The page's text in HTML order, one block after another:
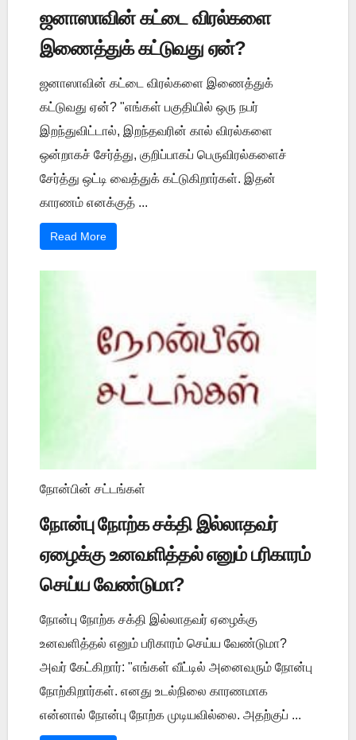
ஜனாஸாவின் கட்டை விரல்களை
இணைத்துக் கட்டுவது ஏன்?
ஜனாஸாவின் கட்டை விரல்களை இணைத்துக்
கட்டுவது ஏன்? "எங்கள் பகுதியில் ஒரு நபர்
இறந்துவிட்டால், இறந்தவரின் கால் விரல்களை
ஒன்றாகச் சேர்த்து, குறிப்பாகப் பெருவிரல்களைச்
சேர்த்து ஒட்டி வைத்துக் கட்டுகிறார்கள். இதன்
காரணம் எனக்குத் ...
Read More
நோன்பின் சட்டங்கள்
நோன்பு நோற்க சக்தி இல்லாதவர்
ஏழைக்கு உனவளித்தல் எனும் பரிகாரம்
செய்ய வேண்டுமா?
நோன்பு நோற்க சக்தி இல்லாதவர் ஏழைக்கு
உனவளித்தல் எனும் பரிகாரம் செய்ய வேண்டுமா?
அவர் கேட்கிறார்: "எங்கள் வீட்டில் அனைவரும் நோன்பு
நோற்கிறார்கள். எனது உடல்நிலை காரணமாக
என்னால் நோன்பு நோற்க முடியவில்லை. அதற்குப் ...